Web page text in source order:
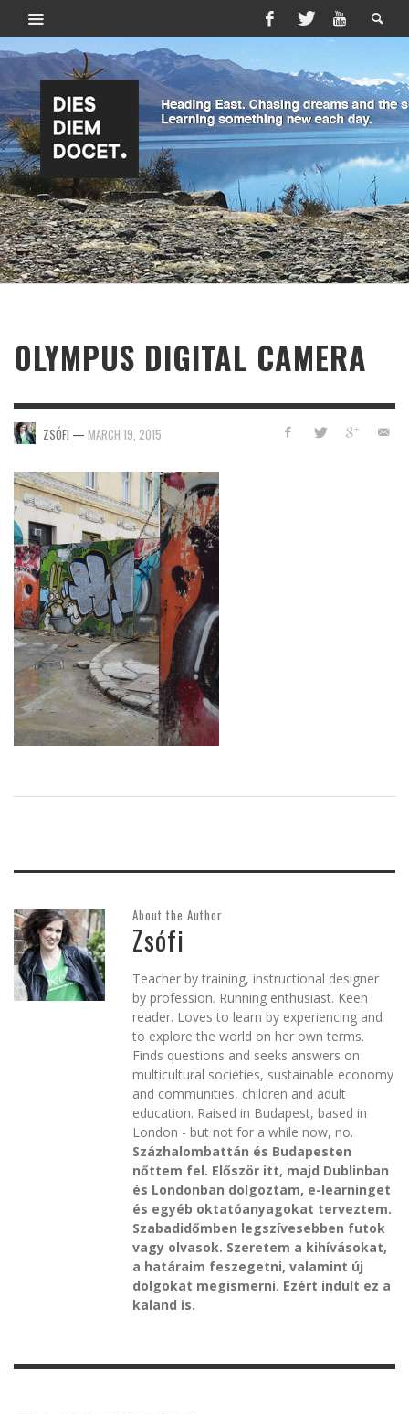
OLYMPUS DIGITAL CAMERA
ZSÓFI — MARCH 19, 2015
About the Author
Zsófi
Teacher by training, instructional designer
by profession. Running enthusiast. Keen
reader. Loves to learn by experiencing and
to explore the world on her own terms.
Finds questions and seeks answers on
multicultural societies, sustainable economy
and communities, children and adult
education. Raised in Budapest, based in
London - but not for a while now, no.
Százhalombattán és Budapesten
nőttem fel. Először itt, majd Dublinban
és Londonban dolgoztam, e-learninget
és egyéb oktatóanyagokat terveztem.
Szabadidőmben legszívesebben futok
vagy olvasok. Szeretem a kihívásokat,
a határaim feszegetni, valamint új
dolgokat megismerni. Ezért indult ez a
kaland is.